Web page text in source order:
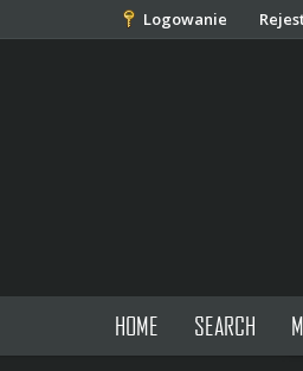
Logowanie
HOME SEARCH